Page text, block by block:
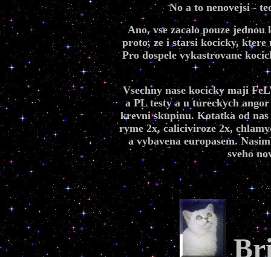
No a to nenovejsi -
Ano, vse zacalo pouze
proto, ze i starsi kocicky, ktere
Pro dospele vykastrovane
Vsechny nase kocicky maji
a PL testy a u tureckych
krevni skupinu. Kotatka od
ryme 2x, caliciviroze 2x,
a vybavena europasem.
sveho